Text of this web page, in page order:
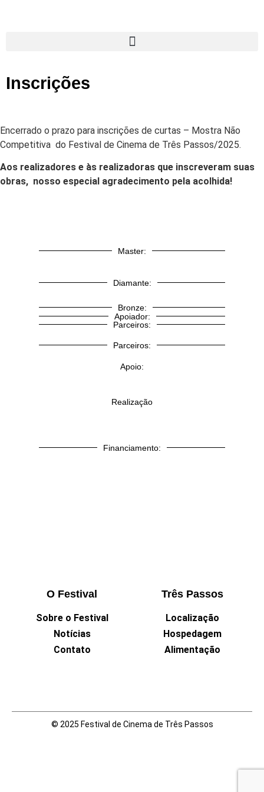
Inscrições
Encerrado o prazo para inscrições de curtas – Mostra Não
Competitiva do Festival de Cinema de Três Passos/2025.
Aos realizadores e às realizadoras que inscreveram suas
obras, nosso especial agradecimento pela acolhida!
Master:
Diamante:
Bronze:
Apoiador:
Parceiros:
Parceiros:
Apoio:
Realização
Financiamento:
O Festival
Sobre o Festival
Notícias
Contato
Três Passos
Localização
Hospedagem
Alimentação
© 2025 Festival de Cinema de Três Passos